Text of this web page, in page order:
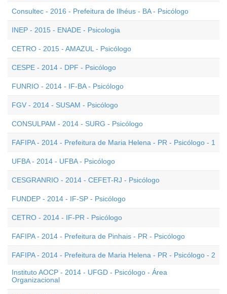
Consultec - 2016 - Prefeitura de Ilhéus - BA - Psicólogo
INEP - 2015 - ENADE - Psicologia
CETRO - 2015 - AMAZUL - Psicólogo
CESPE - 2014 - DPF - Psicólogo
FUNRIO - 2014 - IF-BA - Psicólogo
FGV - 2014 - SUSAM - Psicólogo
CONSULPAM - 2014 - SURG - Psicólogo
FAFIPA - 2014 - Prefeitura de Maria Helena - PR - Psicólogo - 1
UFBA - 2014 - UFBA - Psicólogo
CESGRANRIO - 2014 - CEFET-RJ - Psicólogo
FUNDEP - 2014 - IF-SP - Psicólogo
CETRO - 2014 - IF-PR - Psicólogo
FAFIPA - 2014 - Prefeitura de Pinhais - PR - Psicólogo
FAFIPA - 2014 - Prefeitura de Maria Helena - PR - Psicólogo - 2
Instituto AOCP - 2014 - UFGD - Psicólogo - Área
Organizacional